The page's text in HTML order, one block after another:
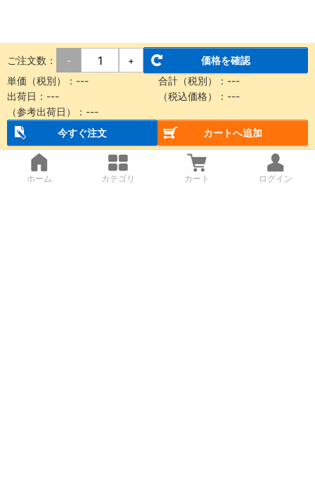
ご注文数： - +
価格を確認
単価（税別）： --- 合計（税別）： ---
出荷日： --- （税込価格）： ---
（参考出荷日）： ---
今すぐ注文
カートへ追加
ホーム カテゴリ カート ログイン